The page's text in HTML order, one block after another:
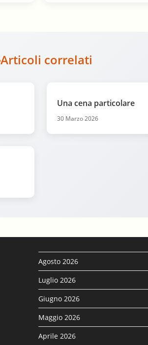
Articoli correlati
Una cena particolare
30 Marzo 2026
Agosto 2026
Luglio 2026
Giugno 2026
Maggio 2026
Aprile 2026